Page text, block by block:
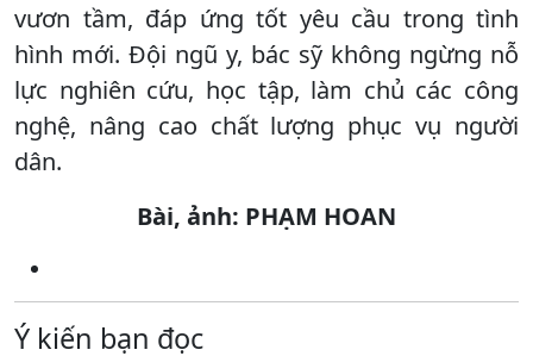
vươn tầm, đáp ứng tốt yêu cầu trong tình
hình mới. Đội ngũ y, bác sỹ không ngừng nỗ
lực nghiên cứu, học tập, làm chủ các công
nghệ, nâng cao chất lượng phục vụ người
dân.
Bài, ảnh: PHẠM HOAN
Ý kiến bạn đọc